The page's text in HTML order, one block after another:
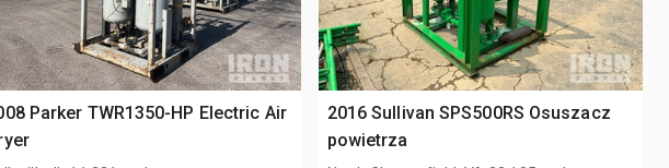
Parker TWR1350-HP Electric Air
2016 Sullivan SPS500RS Osuszacz
powietrza